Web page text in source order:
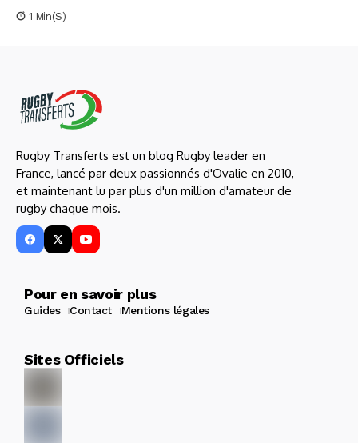
1 Min(s)
Rugby Transferts est un blog Rugby leader en
France, lancé par deux passionnés d'Ovalie en 2010,
et maintenant lu par plus d'un million d'amateur de
rugby chaque mois.
Pour en savoir plus
Guides Contact Mentions légales
Sites Officiels